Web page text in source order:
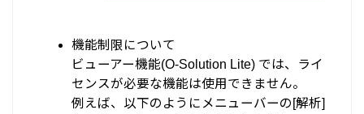
機能制限について
ビューアー機能(O-Solution Lite) では、ライ
センスが必要な機能は使用できません。
例えば、以下のようにメニューバーの[解析]